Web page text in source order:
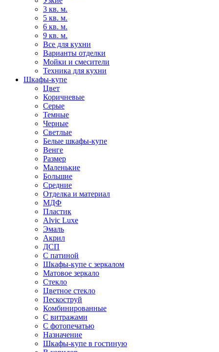
3 кв. м.
5 кв. м.
6 кв. м.
9 кв. м.
Все для кухни
Варианты отделки
Мойки и смесители
Техника для кухни
Шкафы-купе
Цвет
Коричневые
Серые
Темные
Черные
Светлые
Белые шкафы-купе
Венге
Размер
Маленькие
Большие
Средние
Отделка и материал
МДФ
Пластик
Alvic Luxe
Эмаль
Акрил
ДСП
С патиной
Шкафы-купе с зеркалом
Матовое зеркало
Стекло
Цветное стекло
Пескоструй
Комбинированные
С витражами
С фотопечатью
Назначение
Шкафы-купе в гостиную